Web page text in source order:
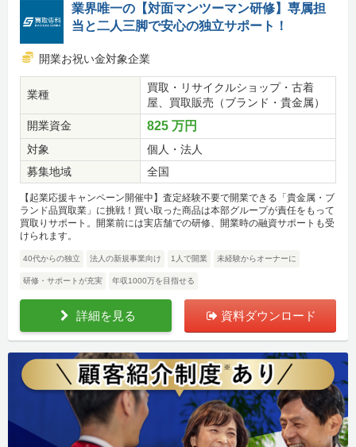
業界唯一の【対面マンツーマン研修】専属担
当と二人三脚で安心の独立サポート！
開業お祝い金対象企業
業種
買取・リサイクルショップ・古着
屋、買取販売（ブランド・貴金属）
開業資金
825 万円
対象
個人・法人
募集地域
全国
【起業応援キャンペーン開催中】査定経験不要で開業できる「貴金属・ブ
ランド品買取業」に挑戦！買い取った商品は本部グループが責任をもって
買取りサポート。開業前には実店舗での研修、開業時の融資サポートも受
けられます。
40代からの独立 法人の新規事業向け 1人で開業 未経験からオーナーに
研修・サポートが充実 年収1000万を目指せる
詳細を見る 資料ダウンロード